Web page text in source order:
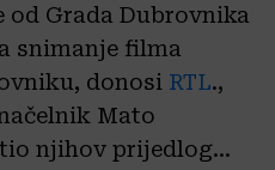
od Grada Dubrovnika
snimanje filma
donosi RTL.,
Mato
njihov prijedlog…